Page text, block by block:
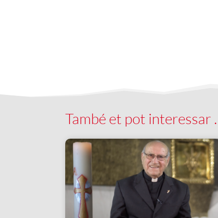
També et pot interessar